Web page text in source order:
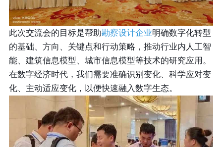
此次交流会的目标是帮助勘察设计企业明确数字化转型
的基础、方向、关键点和行动策略，推动行业内人工智
能、建筑信息模型、城市信息模型等技术的研究应用。
在数字经济时代，我们需要准确识别变化、科学应对变
化、主动适应变化，以便快速融入数字生态。